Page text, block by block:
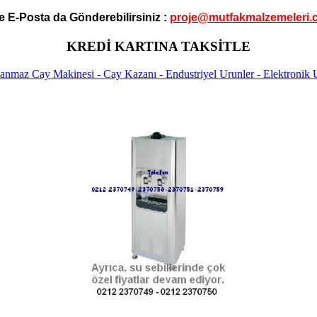
E-Posta da Gönderebilirsiniz :
KREDİ KARTINA TAKSİTLE